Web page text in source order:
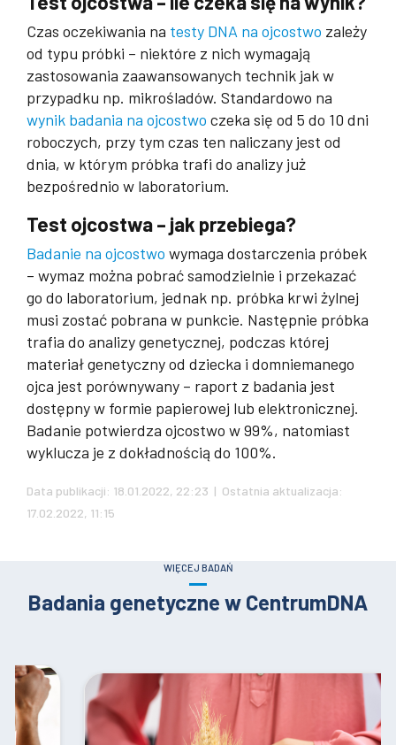
Czas oczekiwania na testy DNA na ojcostwo zależy
od typu próbki – niektóre z nich wymagają
zastosowania zaawansowanych technik jak w
przypadku np. mikrośladów. Standardowo na
wynik badania na ojcostwo czeka się od 5 do 10 dni
roboczych, przy tym czas ten naliczany jest od
dnia, w którym próbka trafi do analizy już
bezpośrednio w laboratorium.
Test ojcostwa – jak przebiega?
Badanie na ojcostwo wymaga dostarczenia próbek
– wymaz można pobrać samodzielnie i przekazać
go do laboratorium, jednak np. próbka krwi żylnej
musi zostać pobrana w punkcie. Następnie próbka
trafia do analizy genetycznej, podczas której
materiał genetyczny od dziecka i domniemanego
ojca jest porównywany – raport z badania jest
dostępny w formie papierowej lub elektronicznej.
Badanie potwierdza ojcostwo w 99%, natomiast
wyklucza je z dokładnością do 100%.
Data publikacji: 18.01.2022, 22:23 | Ostatnia aktualizacja:
17.02.2022, 11:15
WIĘCEJ BADAŃ
Badania genetyczne w CentrumDNA